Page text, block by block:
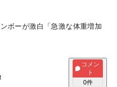
ボーが激白「急激な体重増加
コメン
ト
0件